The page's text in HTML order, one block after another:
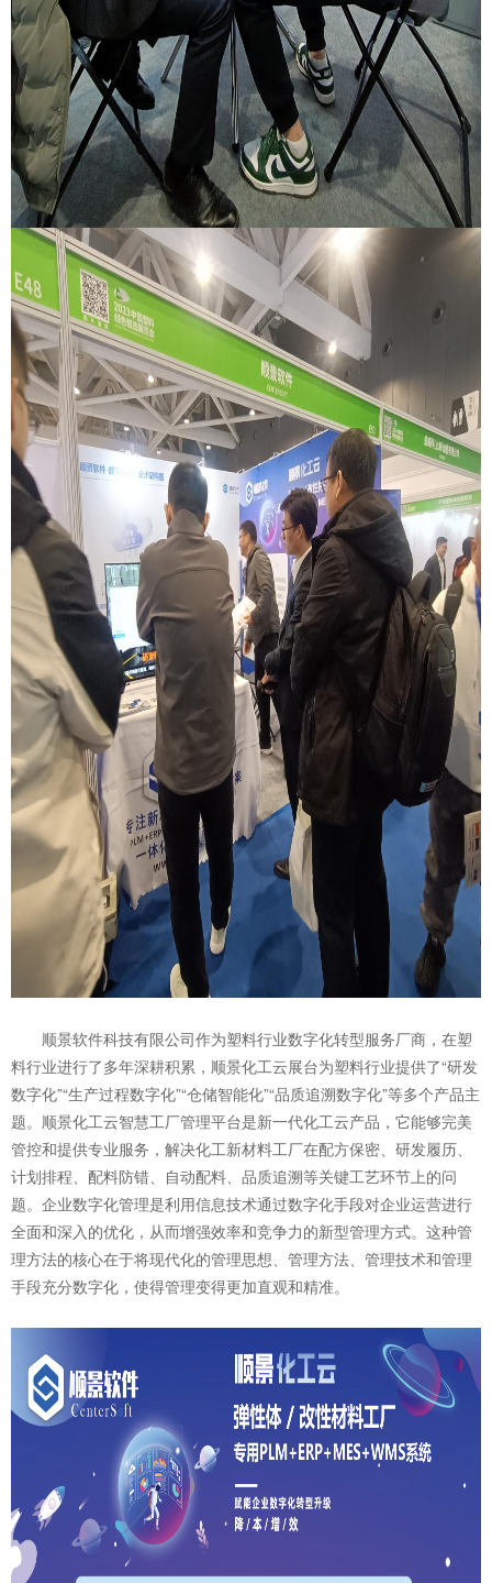
顺景软件科技有限公司作为塑料行业数字化转型服务厂商，在塑
料行业进行了多年深耕积累，顺景化工云展台为塑料行业提供了“研发
数字化”“生产过程数字化”“仓储智能化”“品质追溯数字化”等多个产品主
题。顺景化工云智慧工厂管理平台是新一代化工云产品，它能够完美
管控和提供专业服务，解决化工新材料工厂在配方保密、研发履历、
计划排程、配料防错、自动配料、品质追溯等关键工艺环节上的问
题。企业数字化管理是利用信息技术通过数字化手段对企业运营进行
全面和深入的优化，从而增强效率和竞争力的新型管理方式。这种管
理方法的核心在于将现代化的管理思想、管理方法、管理技术和管理
手段充分数字化，使得管理变得更加直观和精准。